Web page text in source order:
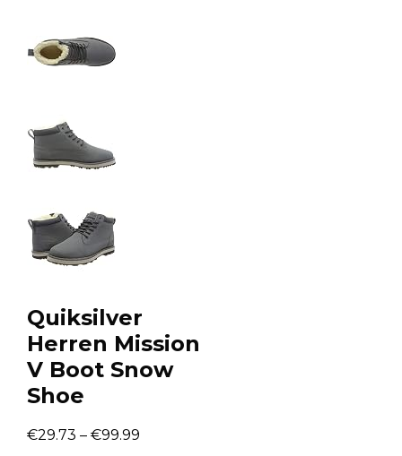
Quiksilver
Herren Mission
V Boot Snow
Shoe
€29.73 – €99.99